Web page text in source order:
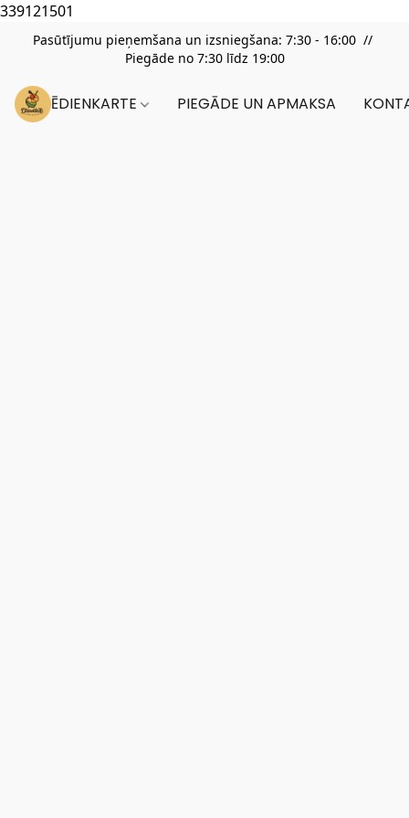
339121501
Pasūtījumu pieņemšana un izsniegšana: 7:30 - 16:00 //
Piegāde no 7:30 līdz 19:00
ĒDIENKARTE PIEGĀDE UN APMAKSA